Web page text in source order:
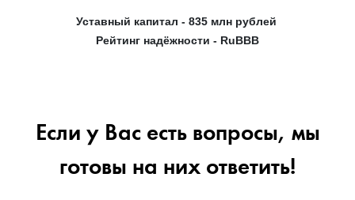
Уставный капитал - 835 млн рублей
Рейтинг надёжности - RuBBB
Если у Вас есть вопросы, мы
готовы на них ответить!